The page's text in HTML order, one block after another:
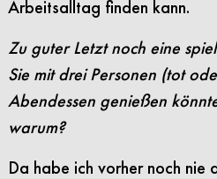
Arbeitsalltag finden kann.
Zu guter Letzt noch eine
Sie mit drei Personen (tot
Abendessen genießen
warum?
Da habe ich vorher noch nie